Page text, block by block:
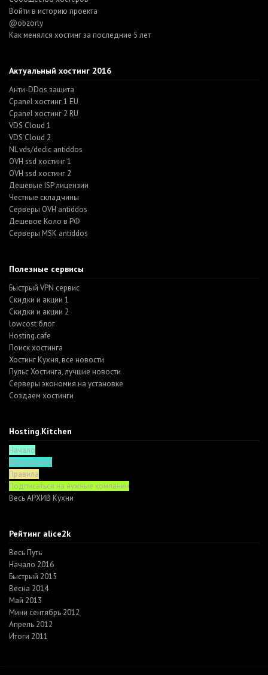
Войти в историю проекта
@obzorly
Как менялся хостинг за последние 5 лет
Актуальный хостинг 2016
Анти-DDos защита
Cpanel хостинг 1 EU
Cpanel хостинг 2 RU
VDS Cloud 1
VDS Cloud 2
NL vds/dedic antiddos
OVH ssd хостинг 1
OVH ssd хостинг 2
Дешевые ISP лицензии
Честные складчины
Серверы OVH antiddos
Дешевое Коло в РФ
Серверы MSK antiddos
Полезные сервисы
Быстрый VPN сервис
Скидки и акции 1
Скидки и акции 2
lowcost блог
Hosting.cafe
Поиск хостинга
Хостинг Кухня, все новости
Пульс Хостинга, лучшие новости
Серверы экономия на установке
Создаем хостинги
Hosting.Kitchen
Начало
Функционал
Правила
Подписаться на нужные компании
Весь АРХИВ Кухни
Рейтинг alice2k
Весь Путь
Начало 2016
Быстрый 2015
Весна 2014
Май 2013
Мини сентябрь 2012
Апрель 2012
Итоги 2011